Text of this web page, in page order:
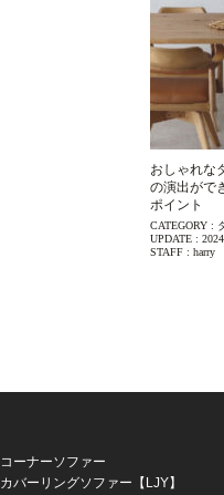
おしゃれな
の演出がで
ポイント
CATEGORY :
UPDATE :
STAFF : harry
コーナーソファー
カバーリングソファー【LJY】